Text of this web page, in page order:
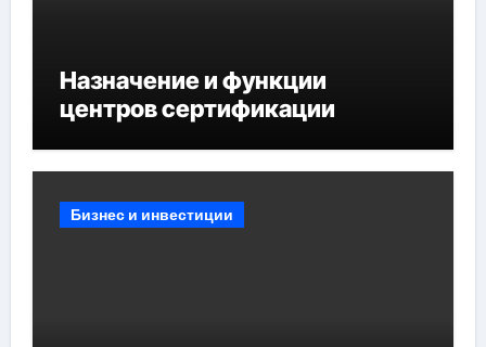
Назначение и функции
центров сертификации
Бизнес и инвестиции